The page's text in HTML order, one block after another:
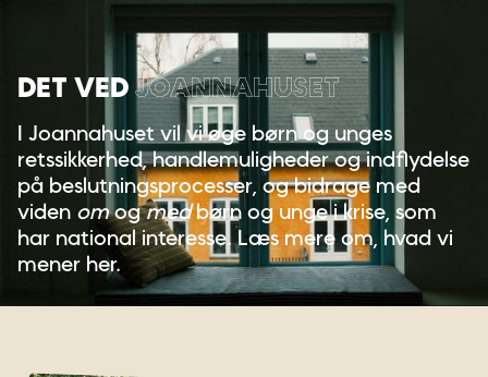
DET VEDJOANNAHUSET
I Joannahuset vil vi øge børn og unges
retssikkerhed, handlemuligheder og indflydelse
på beslutningsprocesser, og bidrage med
viden omogmedbørn og unge i krise, som
har national interesse. Læs mere om, hvad vi
mener her.